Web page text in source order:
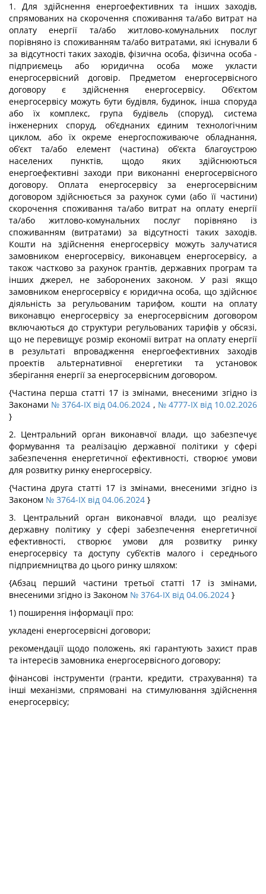
1. Для здійснення енергоефективних та інших заходів,
спрямованих на скорочення споживання та/або витрат на
оплату енергії та/або житлово-комунальних послуг
порівняно із споживанням та/або витратами, які існували б
за відсутності таких заходів, фізична особа, фізична особа -
підприємець або юридична особа може укласти
енергосервісний договір. Предметом енергосервісного
договору є здійснення енергосервісу. Об’єктом
енергосервісу можуть бути будівля, будинок, інша споруда
або їх комплекс, група будівель (споруд), система
інженерних споруд, об’єднаних єдиним технологічним
циклом, або їх окреме енергоспоживаюче обладнання,
об’єкт та/або елемент (частина) об’єкта благоустрою
населених пунктів, щодо яких здійснюються
енергоефективні заходи при виконанні енергосервісного
договору. Оплата енергосервісу за енергосервісним
договором здійснюється за рахунок суми (або її частини)
скорочення споживання та/або витрат на оплату енергії
та/або житлово-комунальних послуг порівняно із
споживанням (витратами) за відсутності таких заходів.
Кошти на здійснення енергосервісу можуть залучатися
замовником енергосервісу, виконавцем енергосервісу, а
також частково за рахунок грантів, державних програм та
інших джерел, не заборонених законом. У разі якщо
замовником енергосервісу є юридична особа, що здійснює
діяльність за регульованим тарифом, кошти на оплату
виконавцю енергосервісу за енергосервісним договором
включаються до структури регульованих тарифів у обсязі,
що не перевищує розмір економії витрат на оплату енергії
в результаті впровадження енергоефективних заходів
проектів альтернативної енергетики та установок
зберігання енергії за енергосервісним договором.
{Частина перша статті 17 із змінами, внесеними згідно із
Законами № 3764-IX від 04.06.2024 , № 4777-IX від 10.02.2026
}
2. Центральний орган виконавчої влади, що забезпечує
формування та реалізацію державної політики у сфері
забезпечення енергетичної ефективності, створює умови
для розвитку ринку енергосервісу.
{Частина друга статті 17 із змінами, внесеними згідно із
Законом № 3764-IX від 04.06.2024 }
3. Центральний орган виконавчої влади, що реалізує
державну політику у сфері забезпечення енергетичної
ефективності, створює умови для розвитку ринку
енергосервісу та доступу суб’єктів малого і середнього
підприємництва до цього ринку шляхом:
{Абзац перший частини третьої статті 17 із змінами,
внесеними згідно із Законом № 3764-IX від 04.06.2024 }
1) поширення інформації про:
укладені енергосервісні договори;
рекомендації щодо положень, які гарантують захист прав
та інтересів замовника енергосервісного договору;
фінансові інструменти (гранти, кредити, страхування) та
інші механізми, спрямовані на стимулювання здійснення
енергосервісу;